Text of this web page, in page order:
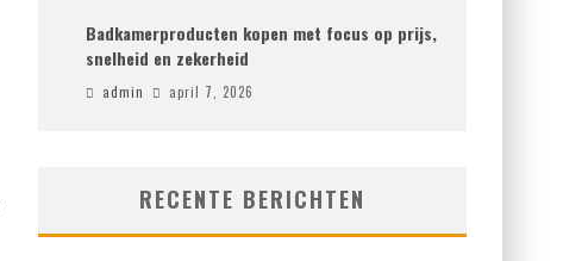
Badkamerproducten kopen met focus op prijs,
snelheid en zekerheid
admin april 7, 2026
RECENTE BERICHTEN